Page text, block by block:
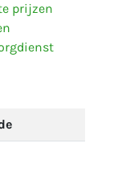
prijzen